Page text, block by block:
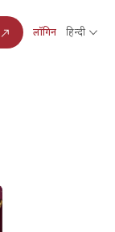
लॉगिन हिन्दी